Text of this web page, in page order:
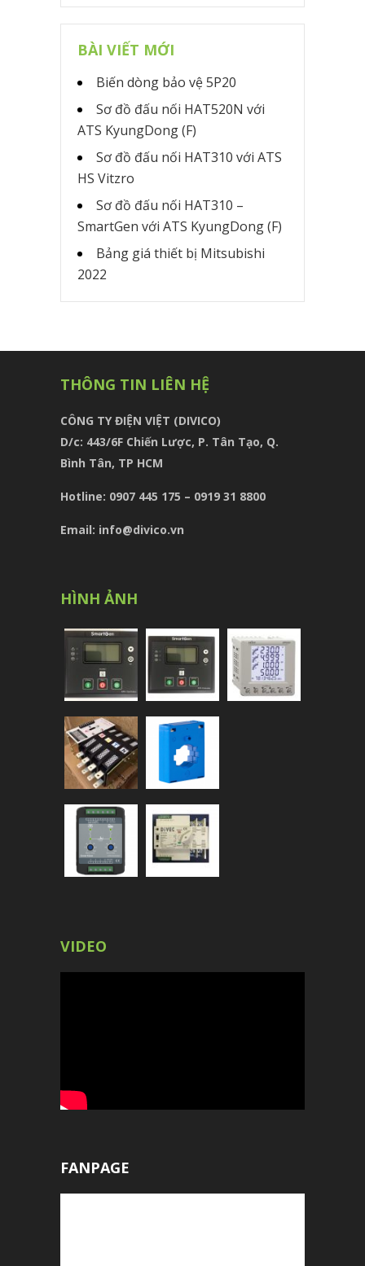
BÀI VIẾT MỚI
Biến dòng bảo vệ 5P20
Sơ đồ đấu nối HAT520N với
ATS KyungDong (F)
Sơ đồ đấu nối HAT310 với ATS
HS Vitzro
Sơ đồ đấu nối HAT310 –
SmartGen với ATS KyungDong (F)
Bảng giá thiết bị Mitsubishi
2022
THÔNG TIN LIÊN HỆ
CÔNG TY ĐIỆN VIỆT (DIVICO)
D/c: 443/6F Chiến Lược, P. Tân Tạo, Q.
Bình Tân, TP HCM
Hotline: 0907 445 175 – 0919 31 8800
Email: info@divico.vn
HÌNH ẢNH
VIDEO
FANPAGE